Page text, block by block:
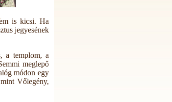
is kicsi. Ha
jegyesének
a templom, a
meglepő
módon egy
Vőlegény,